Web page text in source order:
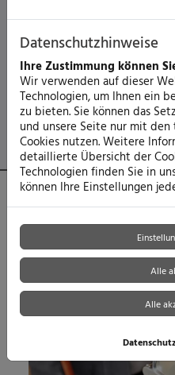
Metalle an Gebäuden stehen
Ästhetik und lange
Herstellung und Montage
uns darauf, Ihr Vorhaben
durchzusprechen.
Datenschutzhinweise
Ihre Zustimmung können
Wir verwenden auf dieser
Technologien, um Ihnen ein
zu bieten. Sie können das
und unsere Seite nur mit
Cookies nutzen. Weitere
detaillierte Übersicht der
Technologien finden Sie in
können Ihre Einstellungen
Alle
Alle